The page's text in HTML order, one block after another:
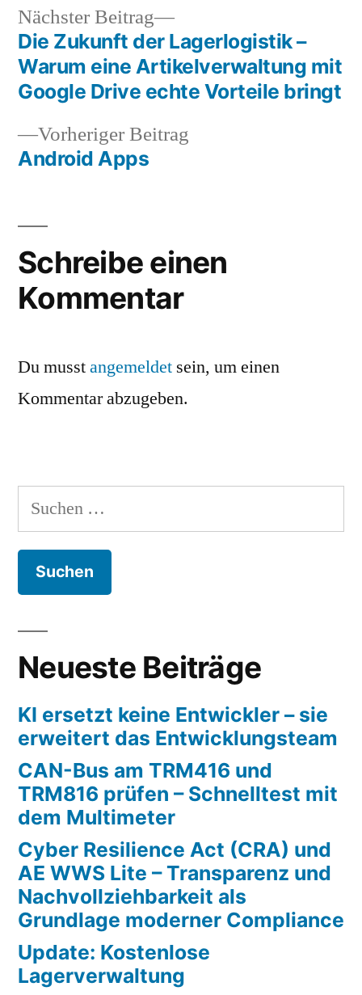
Beitragsnavigation
Vorheriger Beitrag
Android Apps
Nächster Beitrag
Nächster
Beitrag:
Die Zukunft der Lagerlogistik –
Warum eine Artikelverwaltung mit
Google Drive echte Vorteile bringt
Schreibe einen
Kommentar
Du musstangemeldet sein, um einen
Kommentar abzugeben.
Suchen
nach:
Neueste Beiträge
KI ersetzt keine Entwickler – sie
erweitert das Entwicklungsteam
CAN-Bus am TRM416 und
TRM816 prüfen – Schnelltest mit
dem Multimeter
Cyber Resilience Act (CRA) und
AE WWS Lite – Transparenz und
Nachvollziehbarkeit als
Grundlage moderner Compliance
Update: Kostenlose
Lagerverwaltung